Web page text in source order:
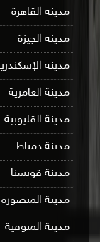
مدينة القاهرة
مدينة الجيزة
مدينة
مدينة العامرية
مدينة القليوبية
مدينة دمياط
مدينة قويسنا
مدينة المنصورة
مدينة المنوفية